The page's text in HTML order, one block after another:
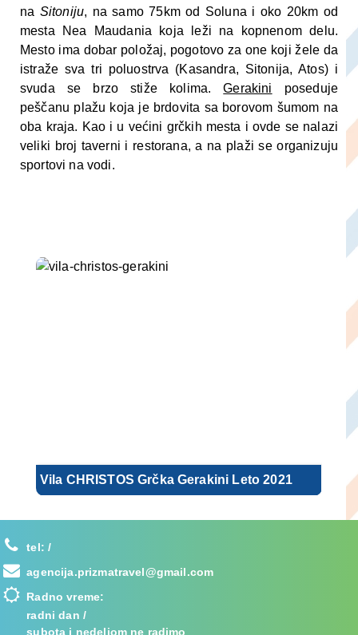
na Sitoniju, na samo 75km od Soluna i oko 20km od
mesta Nea Maudania koja leži na kopnenom delu.
Mesto ima dobar položaj, pogotovo za one koji žele da
istraže sva tri poluostrva (Kasandra, Sitonija, Atos) i
svuda se brzo stiže kolima.Gerakini poseduje
peščanu plažu koja je brdovita sa borovom šumom na
oba kraja. Kao i u većini grčkih mesta i ovde se nalazi
veliki broj taverni i restorana, a na plaži se organizuju
sportovi na vodi.
Vila CHRISTOS Grčka Gerakini Leto 2021
tel:/
agencija.prizmatravel@gmail.com
Radno vreme:
radni dan /
subota i nedeljom ne radimo